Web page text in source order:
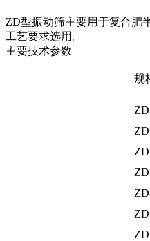
ZD型振动筛主要用于复合肥
工艺要求选用。
主要技术参数
规